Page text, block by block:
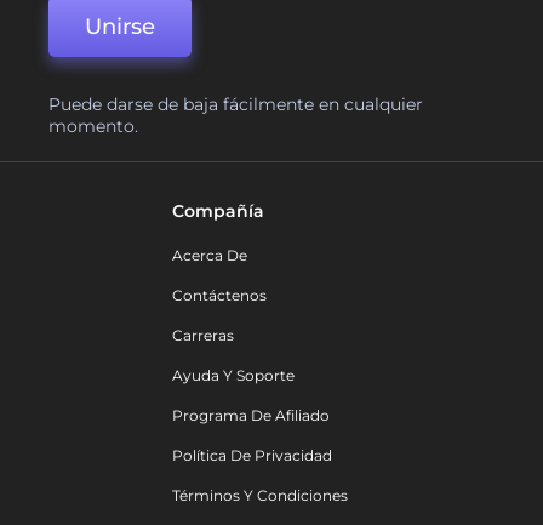
Unirse
Puede darse de baja fácilmente en cualquier
momento.
Compañía
Acerca De
Contáctenos
Carreras
Ayuda Y Soporte
Programa De Afiliado
Política De Privacidad
Términos Y Condiciones